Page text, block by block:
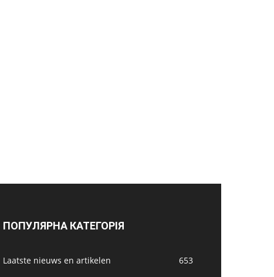
ПОПУЛЯРНА КАТЕГОРІЯ
Laatste nieuws en artikelen 653